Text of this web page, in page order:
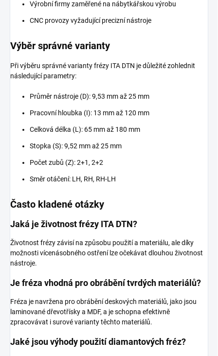
Výrobní firmy zaměřené na nábytkářskou výrobu
CNC provozy vyžadující precizní nástroje
Výběr správné varianty
Při výběru správné varianty frézy ITA DTN je důležité zohlednit
následující parametry:
Průměr nástroje (D): 9,53 mm až 25 mm
Pracovní hloubka (I): 13 mm až 120 mm
Celková délka (L): 65 mm až 180 mm
Stopka (S): 9,52 mm až 25 mm
Počet zubů (Z): 2+1, 2+2
Směr otáčení: LH, RH, RH-LH
Často kladené otázky
Jaká je životnost frézy ITA DTN?
Životnost frézy závisí na způsobu použití a materiálu, ale díky
možnosti vícenásobného ostření lze očekávat dlouhou životnost
nástroje.
Je fréza vhodná pro obrábění tvrdých materiálů?
Fréza je navržena pro obrábění deskových materiálů, jako jsou
laminované dřevotřísky a MDF, a je schopna efektivně
zpracovávat i surové varianty těchto materiálů.
Jaké jsou výhody použití diamantových fréz?